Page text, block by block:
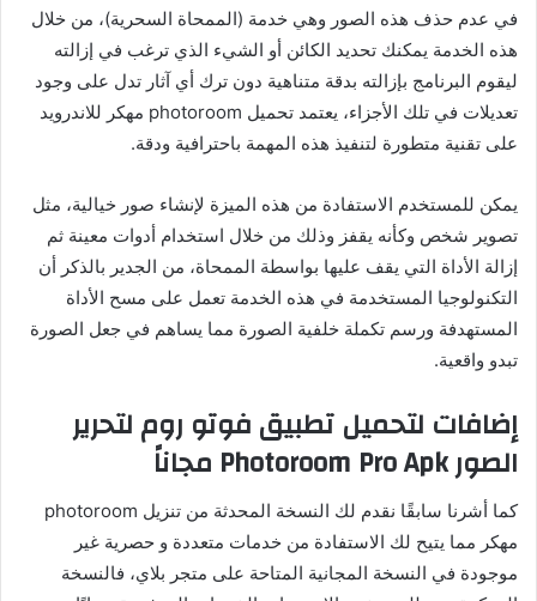
في عدم حذف هذه الصور وهي خدمة (الممحاة السحرية)، من خلال
هذه الخدمة يمكنك تحديد الكائن أو الشيء الذي ترغب في إزالته
ليقوم البرنامج بإزالته بدقة متناهية دون ترك أي آثار تدل على وجود
تعديلات في تلك الأجزاء، يعتمد تحميل photoroom مهكر للاندرويد
على تقنية متطورة لتنفيذ هذه المهمة باحترافية ودقة.
يمكن للمستخدم الاستفادة من هذه الميزة لإنشاء صور خيالية، مثل
تصوير شخص وكأنه يقفز وذلك من خلال استخدام أدوات معينة ثم
إزالة الأداة التي يقف عليها بواسطة الممحاة، من الجدير بالذكر أن
التكنولوجيا المستخدمة في هذه الخدمة تعمل على مسح الأداة
المستهدفة ورسم تكملة خلفية الصورة مما يساهم في جعل الصورة
تبدو واقعية.
إضافات لتحميل تطبيق فوتو روم لتحرير
الصور Photoroom Pro Apk مجاناً
كما أشرنا سابقًا نقدم لك النسخة المحدثة من تنزيل photoroom
مهكر مما يتيح لك الاستفادة من خدمات متعددة و حصرية غير
موجودة في النسخة المجانية المتاحة على متجر بلاي، فالنسخة